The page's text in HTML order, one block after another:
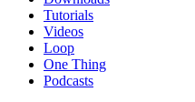
Tutorials
Videos
Loop
One Thing
Podcasts